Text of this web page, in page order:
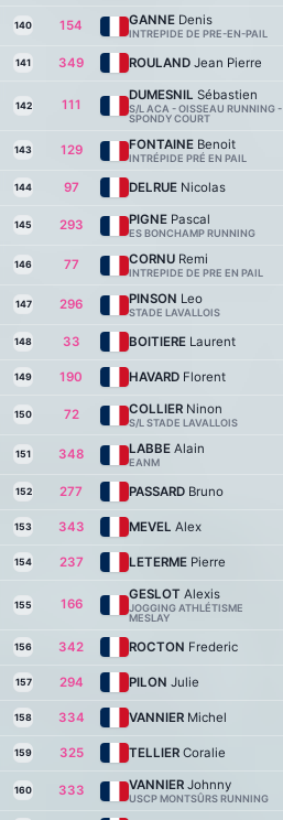
140 154 GANNE Denis
INTREPIDE DE PRE-EN-PAIL
141 349 ROULAND Jean Pierre
142 111
DUMESNIL Sébastien
S/L ACA - OISSEAU RUNNING -
SPONDY COURT
143 129 FONTAINE Benoit
INTRÉPIDE PRÉ EN PAIL
144 97 DELRUE Nicolas
145 293 PIGNE Pascal
ES BONCHAMP RUNNING
146 77 CORNU Remi
INTREPIDE DE PRE EN PAIL
147 296 PINSON Leo
STADE LAVALLOIS
148 33 BOITIERE Laurent
149 190 HAVARD Florent
150 72 COLLIER Ninon
S/L STADE LAVALLOIS
151 348 LABBE Alain
EANM
152 277 PASSARD Bruno
153 343 MEVEL Alex
154 237 LETERME Pierre
155 166
GESLOT Alexis
JOGGING ATHLÉTISME
MESLAY
156 342 ROCTON Frederic
157 294 PILON Julie
158 334 VANNIER Michel
159 325 TELLIER Coralie
160 333 VANNIER Johnny
USCP MONTSÛRS RUNNING